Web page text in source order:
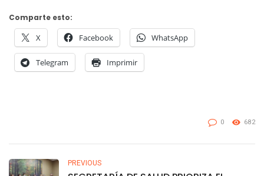
Comparte esto:
X Facebook WhatsApp
Telegram Imprimir
0 682
PREVIOUS